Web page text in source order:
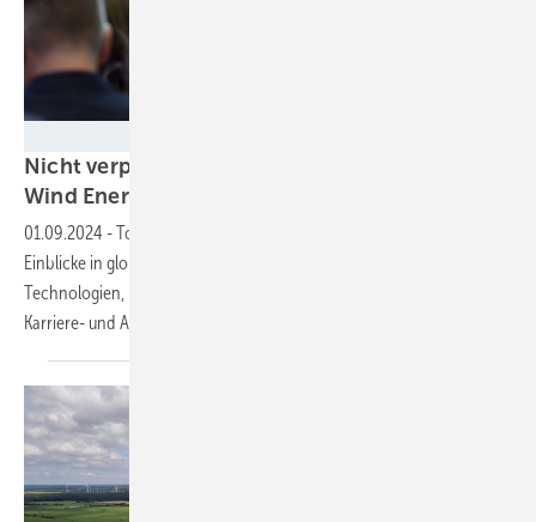
Nicht verpassen: Konferenzprogramm auf der
Wind Energy Hamburg gibt
01.09.2024 -Top-Expertinnen und -Experten geben kostenlos
Einblicke in globale Marktentwicklungen, zukunftsweisende
Technologien, Kooperations- und Finanzierungsmöglichkeiten sowie
Karriere- und Ausbildungschancen dieser